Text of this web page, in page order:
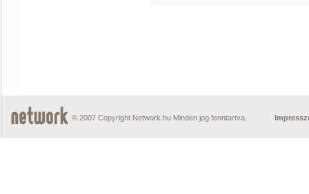
© 2007 Copyright Network.hu Minden jog fenntartva.